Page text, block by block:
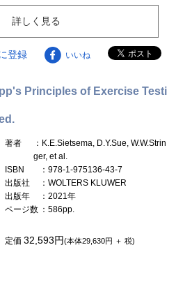
詳しく見る
登録 いいね
Principles of Exercise Testi
著者
：K.E.Sietsema, D.Y.Sue, W.W.Strin
ger, et al.
ISBN
：978-1-975136-43-7
出版社
：WOLTERS KLUWER
出版年
：2021年
ページ数 ：586pp.
定価32,593円(本体29,630円 ＋ 税)